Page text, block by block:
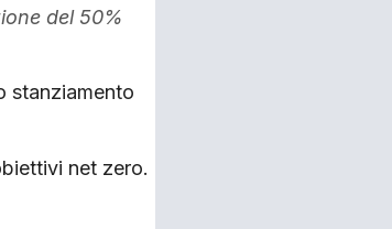
del 50%
stanziamento
net zero.